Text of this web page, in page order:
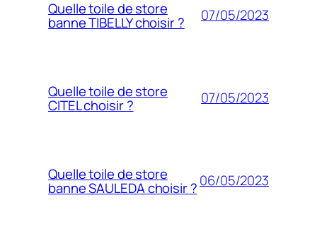
Quelle toile de store
banne TIBELLY choisir ? 07/05/2023
Quelle toile de store
CITEL choisir ? 07/05/2023
Quelle toile de store
banne SAULEDA choisir ?06/05/2023